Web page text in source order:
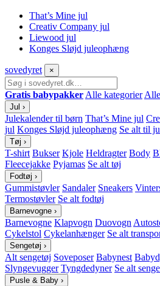
That’s Mine jul
Creativ Company jul
Liewood jul
Konges Sløjd juleophæng
sovedyret ×
Gratis babypakker Alle kategorier
Jul ›
Julekalender til børn That’s Mine jul
jul Konges Sløjd juleophæng Se alt til
Tøj ›
T-shirt Bukser Kjole Heldragter Body
Fleecejakke Pyjamas Se alt tøj
Fodtøj ›
Gummistøvler Sandaler Sneakers
Termostøvler Se alt fodtøj
Barnevogne ›
Barnevogne Klapvogn Duovogn
Cykelstol Cykelanhænger Se alt
Sengetøj ›
Alt sengetøj Soveposer Babynest
Slyngevugger Tyngdedyner Se alt
Pusle & Baby ›